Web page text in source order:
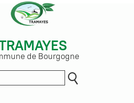
de Bourgogne